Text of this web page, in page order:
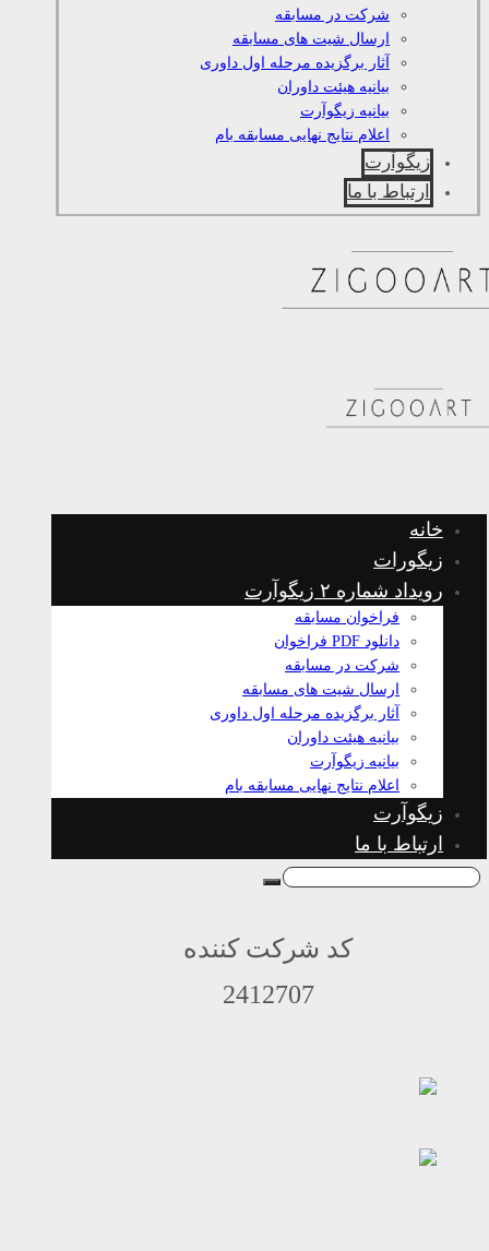
شرکت در مسابقه
ارسال شیت های مسابقه
آثار برگزیده مرحله اول داوری
بیانیه هیئت داوران
بیانیه زیگوآرت
اعلام نتایج نهایی مسابقه بام
زیگوآرت
ارتباط با ما
خانه
زیگورات
رویداد شماره ۲ زیگوآرت
فراخوان مسابقه
دانلود PDF فراخوان
شرکت در مسابقه
ارسال شیت های مسابقه
آثار برگزیده مرحله اول داوری
بیانیه هیئت داوران
بیانیه زیگوآرت
اعلام نتایج نهایی مسابقه بام
زیگوآرت
ارتباط با ما
کد شرکت کننده
2412707